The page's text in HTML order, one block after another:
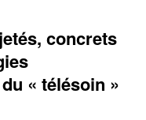
concrets
« télésoin »